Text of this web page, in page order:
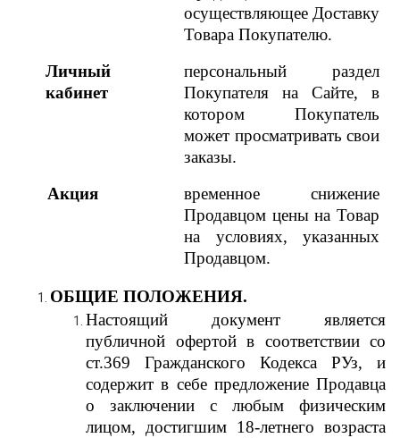
осуществляющее Доставку
Товара Покупателю.
Личный
кабинет
персональный раздел
Покупателя на Сайте, в
котором Покупатель
может просматривать свои
заказы.
Акция
временное снижение
Продавцом цены на Товар
на условиях, указанных
Продавцом.
ОБЩИЕ ПОЛОЖЕНИЯ.
Настоящий документ является
публичной офертой в соответствии со
ст.369 Гражданского Кодекса РУз, и
содержит в себе предложение Продавца
о заключении с любым физическим
лицом, достигшим 18-летнего возраста